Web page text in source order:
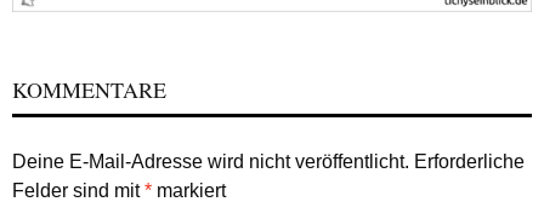
KOMMENTARE
Deine E-Mail-Adresse wird nicht veröffentlicht. Erforderliche
Felder sind mit* markiert